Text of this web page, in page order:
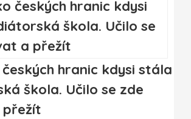
hranic kdysi stála
škola. Učilo se zde